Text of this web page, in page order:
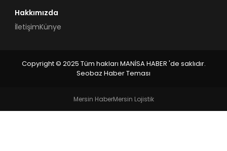
Hakkımızda
İletişimKünye
Copyright © 2025 Tüm hakları MANİSA HABER 'de saklıdır.
Seobaz Haber Teması
Mersin HaberMersin Lojistik